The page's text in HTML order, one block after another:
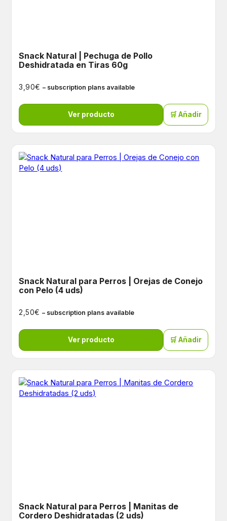
Snack Natural | Pechuga de Pollo
Deshidratada en Tiras 60g
3,90€ – subscription plans available
Ver producto 🛒 Añadir
Snack Natural para Perros | Orejas de Conejo
con Pelo (4 uds)
2,50€ – subscription plans available
Ver producto 🛒 Añadir
Snack Natural para Perros | Manitas de
Cordero Deshidratadas (2 uds)